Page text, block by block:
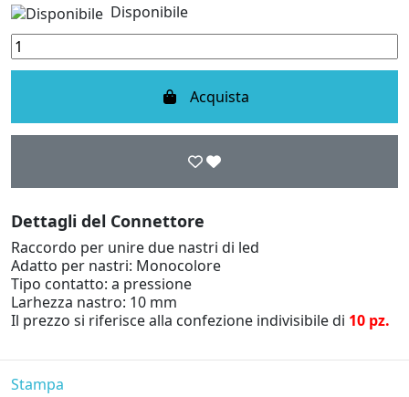
Disponibile
Acquista
Dettagli del Connettore
Raccordo per unire due nastri di led
Adatto per nastri: Monocolore
Tipo contatto: a pressione
Larhezza nastro: 10 mm
Il prezzo si riferisce alla confezione indivisibile di 10 pz.
Stampa